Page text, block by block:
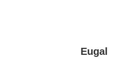
Eugal